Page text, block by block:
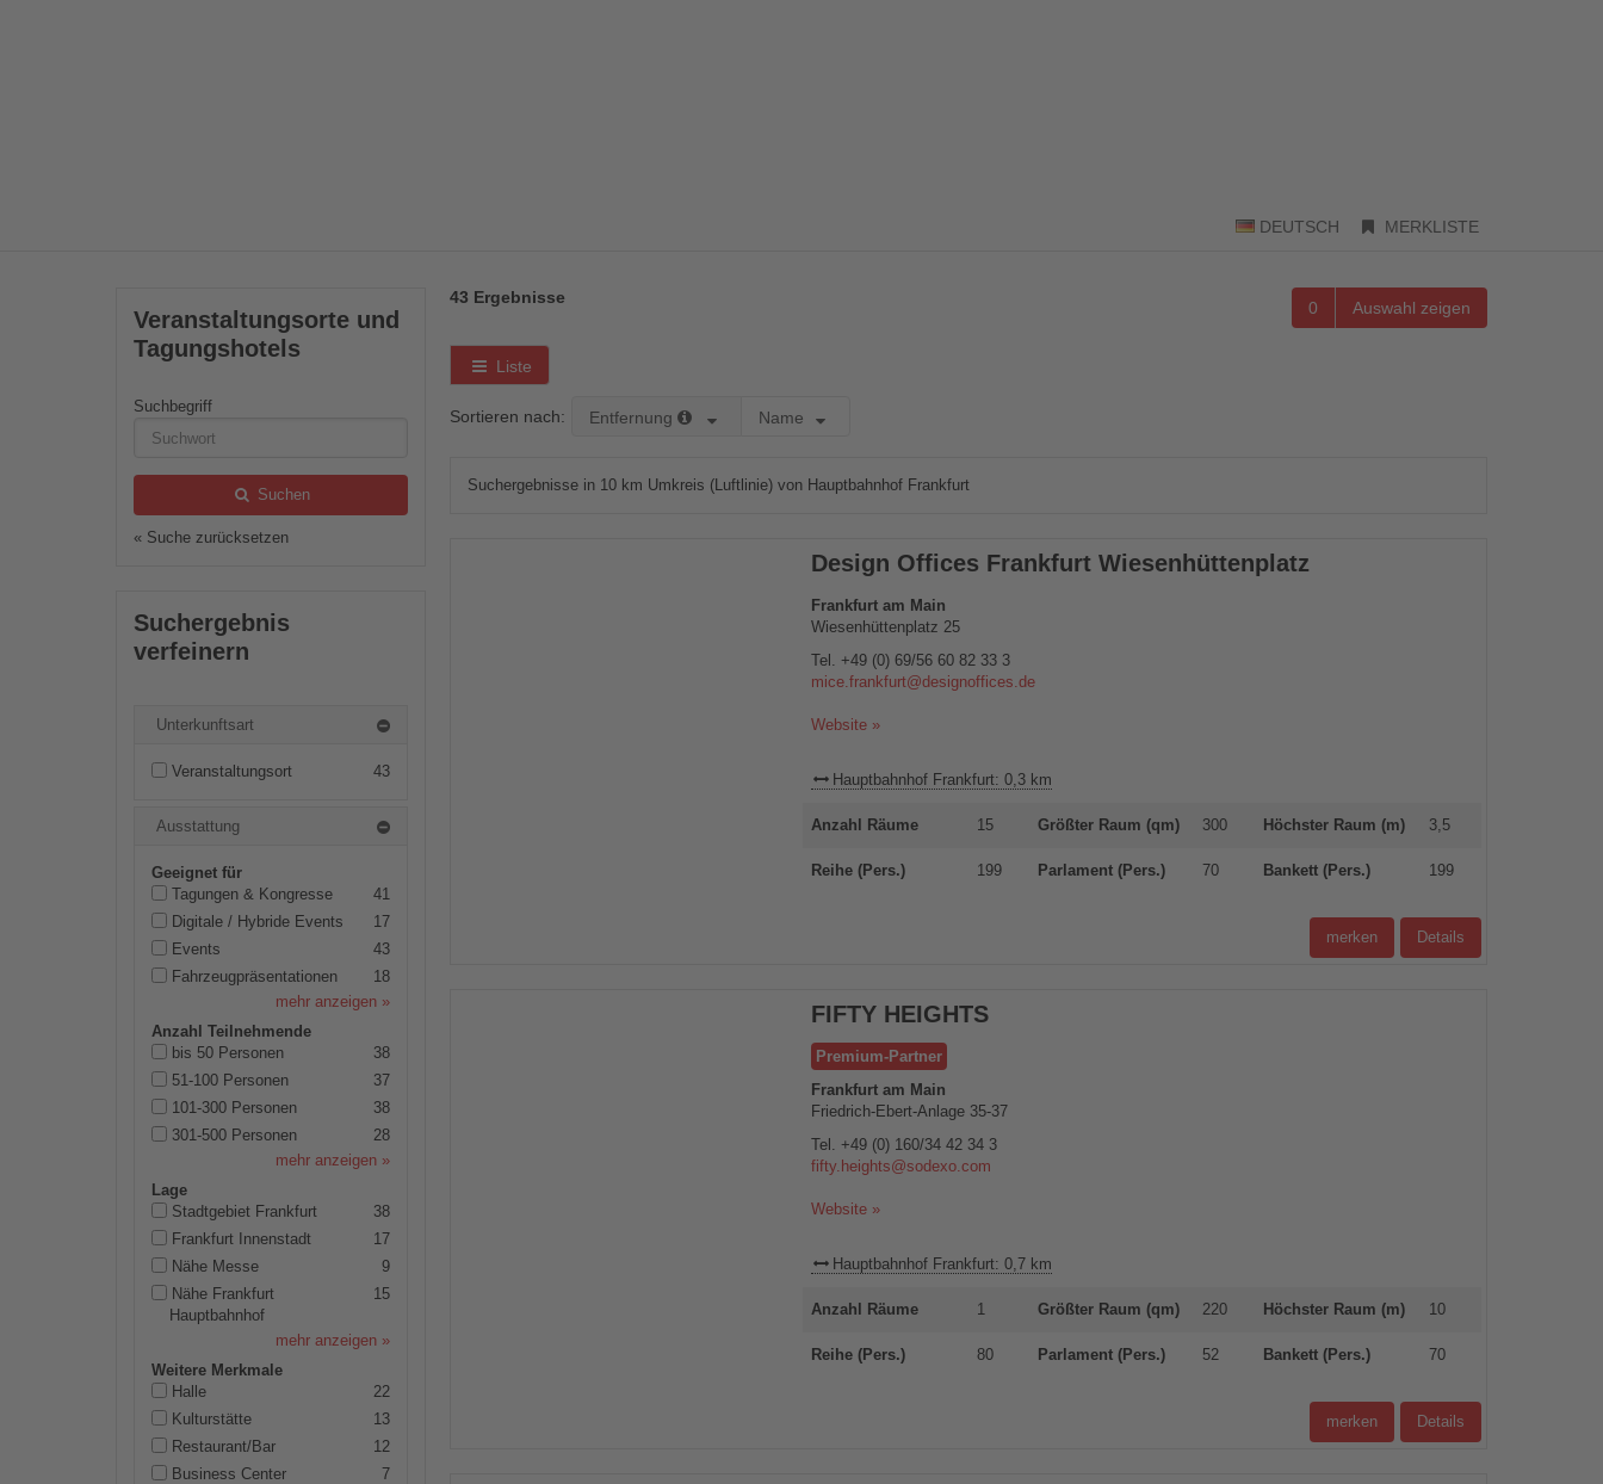
DEUTSCH MERKLISTE
0 Auswahl zeigen
43 Ergebnisse
Liste
Sortieren nach: Entfernung Name
Suchergebnisse in 10 km Umkreis (Luftlinie) von Hauptbahnhof Frankfurt
Design Offices Frankfurt Wiesenhüttenplatz
Frankfurt am Main
Wiesenhüttenplatz 25
Tel. +49 (0) 69/56 60 82 33 3
mice.frankfurt@designoffices.de
Website »
Hauptbahnhof Frankfurt: 0,3 km
Anzahl Räume 15 Größter Raum (qm) 300 Höchster Raum (m) 3,5
Reihe (Pers.) 199 Parlament (Pers.) 70 Bankett (Pers.) 199
Details
merken
FIFTY HEIGHTS
Premium-Partner
Frankfurt am Main
Friedrich-Ebert-Anlage 35-37
Tel. +49 (0) 160/34 42 34 3
fifty.heights@sodexo.com
Website »
Hauptbahnhof Frankfurt: 0,7 km
Anzahl Räume 1 Größter Raum (qm) 220 Höchster Raum (m) 10
Reihe (Pers.) 80 Parlament (Pers.) 52 Bankett (Pers.) 70
Details
merken
Veranstaltungsorte und
Tagungshotels
Suchbegriff
Type 2 or
Suchen
« Suche zurücksetzen
Suchergebnis
verfeinern
Unterkunftsart
43
Veranstaltungsort
Ausstattung
Geeignet für
41
Tagungen & Kongresse
17
Digitale / Hybride Events
43
Events
18
Fahrzeugpräsentationen
mehr anzeigen »
Anzahl Teilnehmende
38
bis 50 Personen
37
51-100 Personen
38
101-300 Personen
28
301-500 Personen
mehr anzeigen »
Lage
38
Stadtgebiet Frankfurt
17
Frankfurt Innenstadt
9
Nähe Messe
15
Nähe Frankfurt
Hauptbahnhof
mehr anzeigen »
Weitere Merkmale
22
Halle
13
Kulturstätte
12
Restaurant/Bar
7
Business Center